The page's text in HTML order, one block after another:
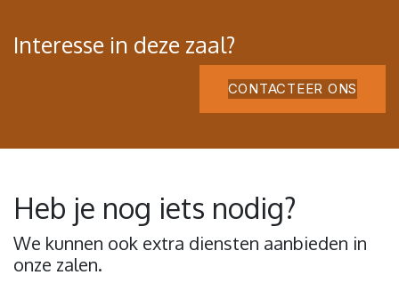
Interesse in deze zaal?
CONTACTEER ONS
Heb je nog iets nodig?
We kunnen ook extra diensten aanbieden in
onze zalen.